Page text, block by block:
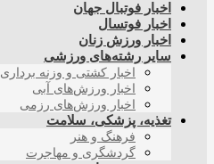
اخبار فوتبال جهان
اخبار فوتسال
اخبار ورزش زنان
سایر رشته‌های ورزشی
اخبار کشتی و وزنه برداری
اخبار ورزش‌های آبی
اخبار ورزش‌های رزمی
تغذیه، پزشکی، سلامت
فرهنگ و هنر
گردشگری و مهاجرت